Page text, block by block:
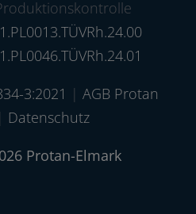
3:2021 | AGB Protan
Datenschutz
Protan-Elmark